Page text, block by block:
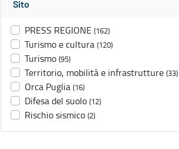
Sito
PRESS REGIONE (162)
Turismo e cultura (120)
Turismo (95)
Territorio, mobilità e infrastrutture (33)
Orca Puglia (16)
Difesa del suolo (12)
Rischio sismico (2)